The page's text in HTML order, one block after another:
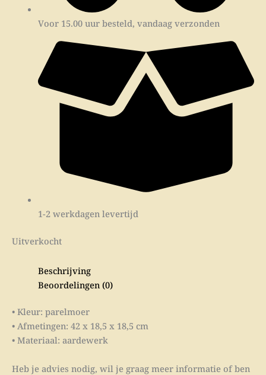
Voor 15.00 uur besteld, vandaag verzonden
1-2 werkdagen levertijd
Uitverkocht
Beschrijving
Beoordelingen (0)
• Kleur: parelmoer
• Afmetingen: 42 x 18,5 x 18,5 cm
• Materiaal: aardewerk
Heb je advies nodig, wil je graag meer informatie of ben